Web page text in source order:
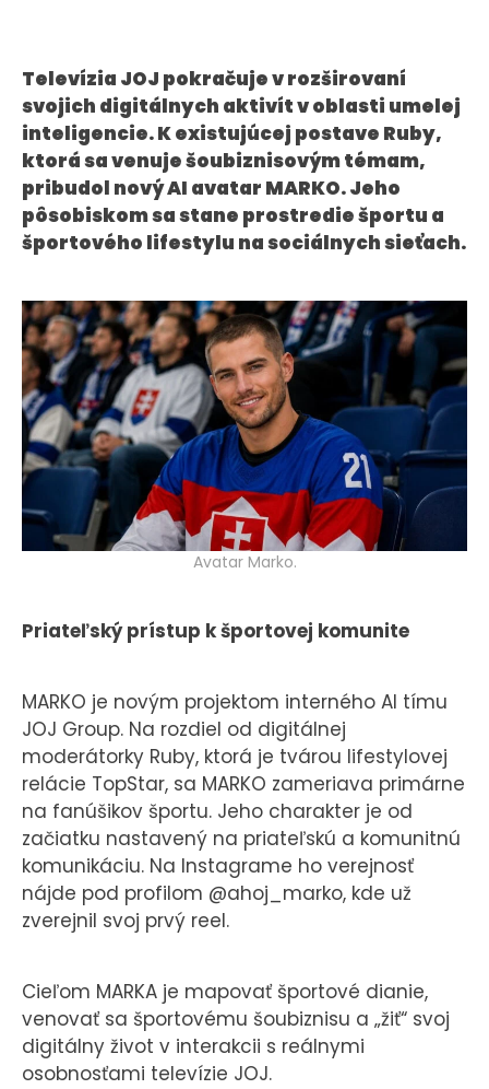
Tlačové správy
B2B Rozhovory
VEREJNÉ VYSIELANIE MS 2026
KONTAKT
Televízia JOJ pokračuje v rozširovaní
svojich digitálnych aktivít v oblasti umelej
inteligencie. K existujúcej postave Ruby,
ktorá sa venuje šoubiznisovým témam,
pribudol nový AI avatar MARKO. Jeho
pôsobiskom sa stane prostredie športu a
športového lifestylu na sociálnych sieťach.
Avatar Marko.
Priateľský prístup k športovej komunite
MARKO je novým projektom interného AI tímu
JOJ Group. Na rozdiel od digitálnej
moderátorky Ruby, ktorá je tvárou lifestylovej
relácie TopStar, sa MARKO zameriava primárne
na fanúšikov športu. Jeho charakter je od
začiatku nastavený na priateľskú a komunitnú
komunikáciu. Na Instagrame ho verejnosť
nájde pod profilom @ahoj_marko, kde už
zverejnil svoj prvý reel.
Cieľom MARKA je mapovať športové dianie,
venovať sa športovému šoubiznisu a „žiť“ svoj
digitálny život v interakcii s reálnymi
osobnosťami televízie JOJ.